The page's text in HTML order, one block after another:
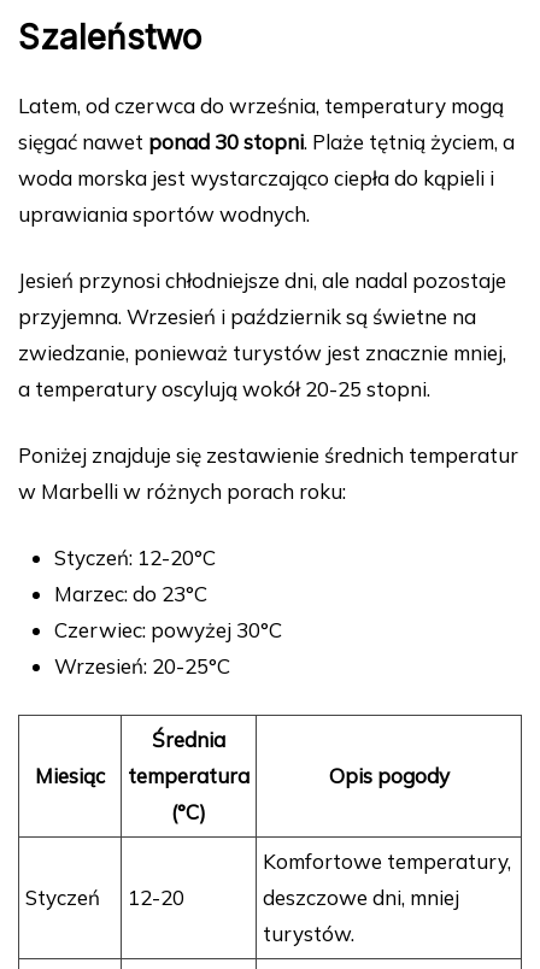
Szaleństwo
Latem, od czerwca do września, temperatury mogą
sięgać nawet ponad 30 stopni. Plaże tętnią życiem, a
woda morska jest wystarczająco ciepła do kąpieli i
uprawiania sportów wodnych.
Jesień przynosi chłodniejsze dni, ale nadal pozostaje
przyjemna. Wrzesień i październik są świetne na
zwiedzanie, ponieważ turystów jest znacznie mniej,
a temperatury oscylują wokół 20-25 stopni.
Poniżej znajduje się zestawienie średnich temperatur
w Marbelli w różnych porach roku:
Styczeń: 12-20°C
Marzec: do 23°C
Czerwiec: powyżej 30°C
Wrzesień: 20-25°C
Miesiąc
Średnia
temperatura
(°C)
Opis pogody
Styczeń 12-20
Komfortowe temperatury,
deszczowe dni, mniej
turystów.